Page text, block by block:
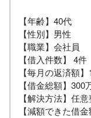
【年齢】40代
【性別】男性
【職業】会社員
【借入件数】 4件
【毎月の返済額
【借金総額】300
【解決方法】任
【減額できた借